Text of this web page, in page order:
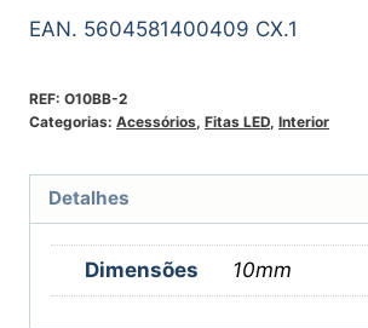
EAN. 5604581400409 CX.1
REF: O10BB-2
Categorias: Acessórios, Fitas LED, Interior
Detalhes
Dimensões 10mm